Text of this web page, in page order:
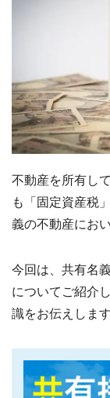
不動産を所有し
も「固定資産税
義の不動産にお
今回は、共有名
についてご紹介
識をお伝えしま